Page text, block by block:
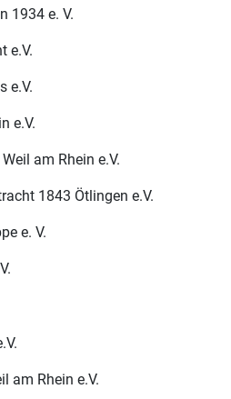
1934 e. V.
e.V.
e.V.
e.V.
am Rhein e.V.
1843 Ötlingen e.V.
e. V.
am Rhein e.V.